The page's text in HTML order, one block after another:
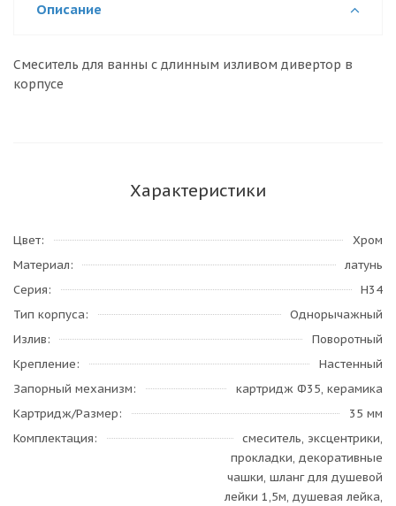
Описание
Смеситель для ванны с длинным изливом дивертор в
корпусе
Характеристики
Цвет
Хром
Материал
латунь
Серия
H34
Тип корпуса
Однорычажный
Излив
Поворотный
Крепление
Настенный
Запорный механизм
картридж Ф35, керамика
Картридж/Размер
35 мм
Комплектация
смеситель, эксцентрики,
прокладки, декоративные
чашки, шланг для душевой
лейки 1,5м, душевая лейка,